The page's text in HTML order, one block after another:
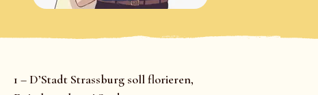
1 – D’Stadt Strassburg soll florieren,